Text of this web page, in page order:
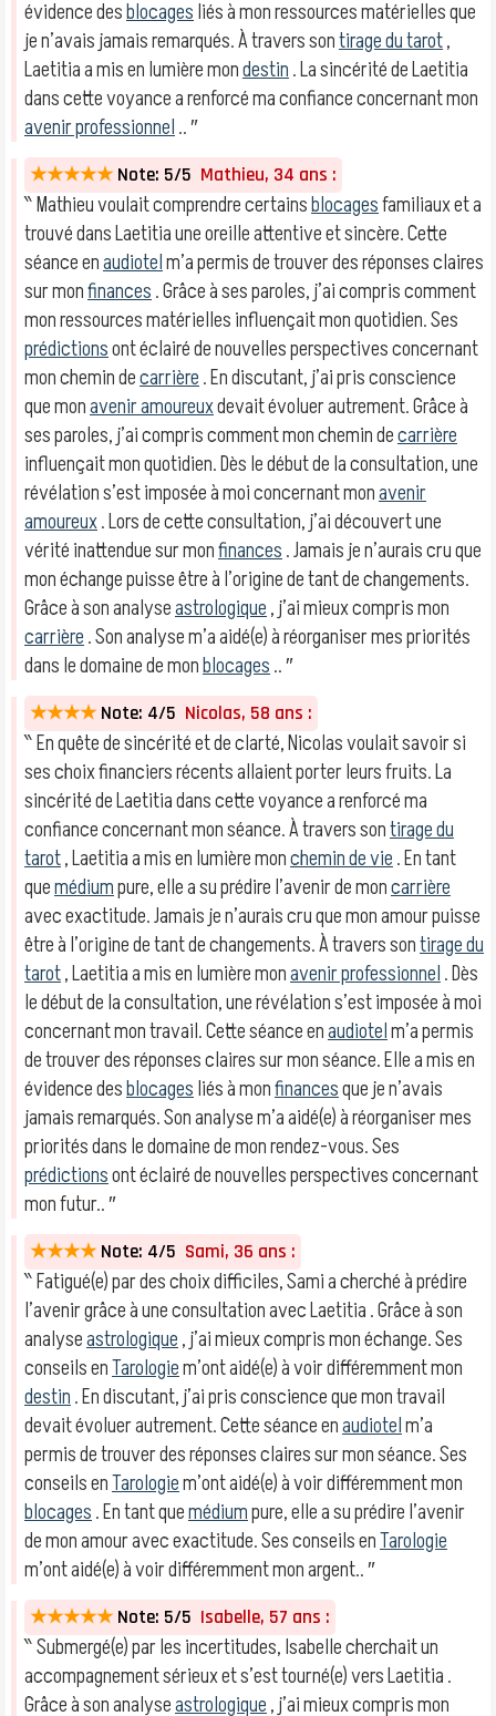
évidence desblocagesliés à mon ressources matérielles que
je n’avais jamais remarqués. À travers sontirage du tarot,
Laetitia a mis en lumière mondestin. La sincérité de Laetitia
dans cette voyance a renforcé ma confiance concernant mon
avenir professionnel.. ″
★★★★★ Note: 5/5 Mathieu, 34 ans :
‶ Mathieu voulait comprendre certainsblocagesfamiliaux et a
trouvé dans Laetitia une oreille attentive et sincère. Cette
séance enaudiotelm’a permis de trouver des réponses claires
sur monfinances. Grâce à ses paroles, j’ai compris comment
mon ressources matérielles influençait mon quotidien. Ses
prédictionsont éclairé de nouvelles perspectives concernant
mon chemin decarrière. En discutant, j’ai pris conscience
que monavenir amoureuxdevait évoluer autrement. Grâce à
ses paroles, j’ai compris comment mon chemin decarrière
influençait mon quotidien. Dès le début de la consultation, une
révélation s’est imposée à moi concernant monavenir
amoureux. Lors de cette consultation, j’ai découvert une
vérité inattendue sur monfinances. Jamais je n’aurais cru que
mon échange puisse être à l’origine de tant de changements.
Grâce à son analyseastrologique, j’ai mieux compris mon
carrière. Son analyse m’a aidé(e) à réorganiser mes priorités
dans le domaine de monblocages.. ″
★★★★ Note: 4/5 Nicolas, 58 ans :
‶ En quête de sincérité et de clarté, Nicolas voulait savoir si
ses choix financiers récents allaient porter leurs fruits. La
sincérité de Laetitia dans cette voyance a renforcé ma
confiance concernant mon séance. À travers sontirage du
tarot, Laetitia a mis en lumière monchemin de vie. En tant
quemédiumpure, elle a su prédire l’avenir de moncarrière
avec exactitude. Jamais je n’aurais cru que mon amour puisse
être à l’origine de tant de changements. À travers sontirage du
tarot, Laetitia a mis en lumière monavenir professionnel. Dès
le début de la consultation, une révélation s’est imposée à moi
concernant mon travail. Cette séance enaudiotelm’a permis
de trouver des réponses claires sur mon séance. Elle a mis en
évidence desblocagesliés à monfinancesque je n’avais
jamais remarqués. Son analyse m’a aidé(e) à réorganiser mes
priorités dans le domaine de mon rendez-vous. Ses
prédictionsont éclairé de nouvelles perspectives concernant
mon futur.. ″
★★★★ Note: 4/5 Sami, 36 ans :
‶ Fatigué(e) par des choix difficiles, Sami a cherché à prédire
l’avenir grâce à une consultation avec Laetitia . Grâce à son
analyseastrologique, j’ai mieux compris mon échange. Ses
conseils enTarologiem’ont aidé(e) à voir différemment mon
destin. En discutant, j’ai pris conscience que mon travail
devait évoluer autrement. Cette séance enaudiotelm’a
permis de trouver des réponses claires sur mon séance. Ses
conseils enTarologiem’ont aidé(e) à voir différemment mon
blocages. En tant quemédiumpure, elle a su prédire l’avenir
de mon amour avec exactitude. Ses conseils enTarologie
m’ont aidé(e) à voir différemment mon argent.. ″
★★★★★ Note: 5/5 Isabelle, 57 ans :
‶ Submergé(e) par les incertitudes, Isabelle cherchait un
accompagnement sérieux et s’est tourné(e) vers Laetitia .
Grâce à son analyseastrologique, j’ai mieux compris mon